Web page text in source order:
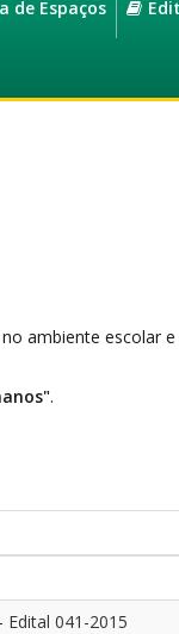
de Espaços
ambiente escolar
.
041-2015